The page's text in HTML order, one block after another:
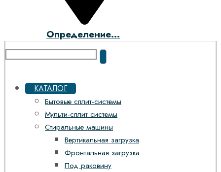
Определение...
КАТАЛОГ
Бытовые сплит-системы
Мульти-сплит системы
Стиральные машины
Вертикальная загрузка
Фронтальная загрузка
Под раковину